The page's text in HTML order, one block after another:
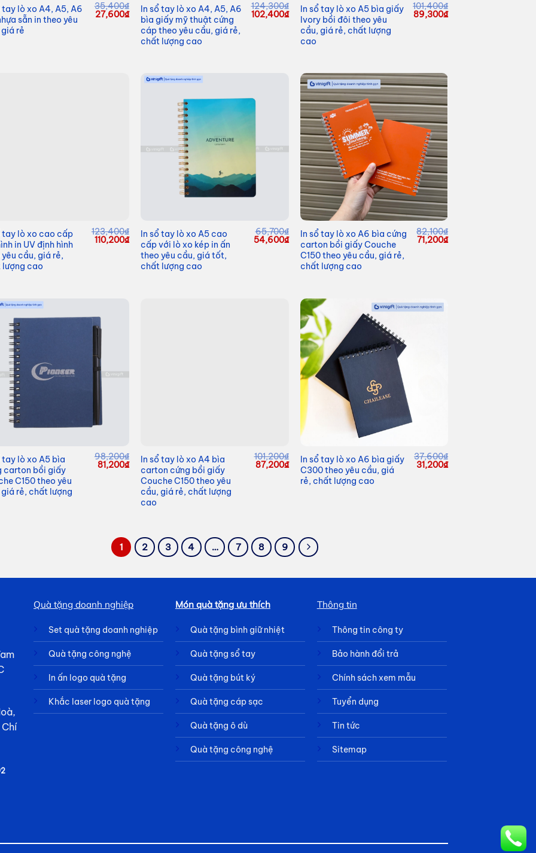
tay lò xo A4, A5, A6
sẵn in theo yêu
rẻ
35,400₫
Giá
27,600₫Giá
hiện
27,600₫.
In sổ tay lò xo A4, A5, A6
bìa giấy mỹ thuật cứng
cáp theo yêu cầu, giá rẻ,
chất lượng cao
124,300₫
Giá
102,400₫Giá
hiện
102,400₫.
In sổ tay lò xo A5 bìa giấy
Ivory bồi đôi theo yêu
cầu, giá rẻ, chất lượng
cao
101,400₫
Giá
89,300₫Giá
tay lò xo cao cấp
in UV định hình
cầu, giá rẻ,
lượng cao
123,400₫
Giá
gốc
110,200₫Giá
hiện
110,200₫.
In sổ tay lò xo A5 cao
cấp với lò xo kép in ấn
theo yêu cầu, giá tốt,
chất lượng cao
65,700₫
Giá
gốc
54,600₫Giá
hiện
54,600₫.
In sổ tay lò xo A6 bìa cứng
carton bồi giấy Couche
C150 theo yêu cầu, giá rẻ,
chất lượng cao
82,100₫
Giá
gốc
71,200₫Giá
tay lò xo A5 bìa
carton bồi giấy
C150 theo yêu
rẻ, chất lượng
98,200₫
Giá
gốc
81,200₫Giá
hiện
81,200₫.
In sổ tay lò xo A4 bìa
carton cứng bồi giấy
Couche C150 theo yêu
cầu, giá rẻ, chất lượng
cao
101,200₫
Giá
gốc
87,200₫Giá
hiện
In sổ tay lò xo A6 bìa giấy
C300 theo yêu cầu, giá
rẻ, chất lượng cao
37,600₫
Giá
gốc
31,200₫Giá
1 2 3 4 … 7 8 9
Quà tặng doanh nghiệp
Set quà tặng doanh nghiệp
Quà tặng công nghệ
In ấn logo quà tặng
Khắc laser logo quà tặng
Món quà tặng ưu thích
Quà tặng bình giữ nhiệt
Quà tặng sổ tay
Quà tặng bút ký
Quà tặng cáp sạc
Quà tặng ô dù
Quà tặng công nghệ
Thông tin
Thông tin công ty
Bảo hành đổi trả
Chính sách xem mẫu
Tuyển dụng
Tin tức
Sitemap